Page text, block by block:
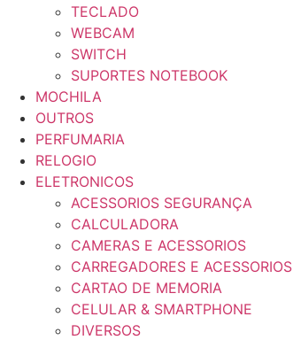
TECLADO
WEBCAM
SWITCH
SUPORTES NOTEBOOK
MOCHILA
OUTROS
PERFUMARIA
RELOGIO
ELETRONICOS
ACESSORIOS SEGURANÇA
CALCULADORA
CAMERAS E ACESSORIOS
CARREGADORES E ACESSORIOS
CARTAO DE MEMORIA
CELULAR & SMARTPHONE
DIVERSOS